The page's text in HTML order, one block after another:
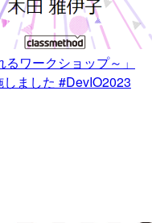
ワークショップ～」
ました #DevIO2023